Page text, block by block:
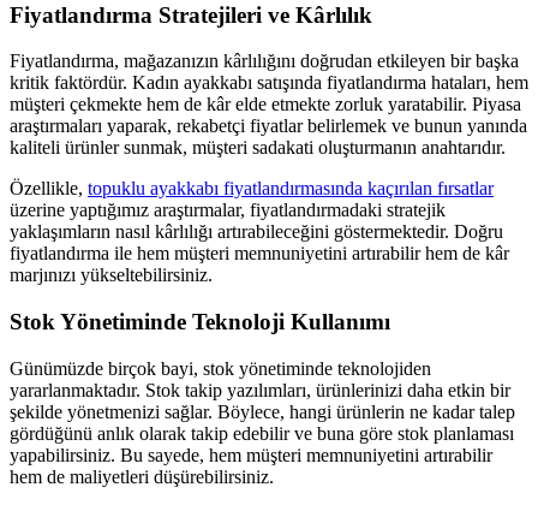
Fiyatlandırma Stratejileri ve Kârlılık
Fiyatlandırma, mağazanızın kârlılığını doğrudan etkileyen bir başka
kritik faktördür. Kadın ayakkabı satışında fiyatlandırma hataları, hem
müşteri çekmekte hem de kâr elde etmekte zorluk yaratabilir. Piyasa
araştırmaları yaparak, rekabetçi fiyatlar belirlemek ve bunun yanında
kaliteli ürünler sunmak, müşteri sadakati oluşturmanın anahtarıdır.
Özellikle, topuklu ayakkabı fiyatlandırmasında kaçırılan fırsatlar
üzerine yaptığımız araştırmalar, fiyatlandırmadaki stratejik
yaklaşımların nasıl kârlılığı artırabileceğini göstermektedir. Doğru
fiyatlandırma ile hem müşteri memnuniyetini artırabilir hem de kâr
marjınızı yükseltebilirsiniz.
Stok Yönetiminde Teknoloji Kullanımı
Günümüzde birçok bayi, stok yönetiminde teknolojiden
yararlanmaktadır. Stok takip yazılımları, ürünlerinizi daha etkin bir
şekilde yönetmenizi sağlar. Böylece, hangi ürünlerin ne kadar talep
gördüğünü anlık olarak takip edebilir ve buna göre stok planlaması
yapabilirsiniz. Bu sayede, hem müşteri memnuniyetini artırabilir
hem de maliyetleri düşürebilirsiniz.